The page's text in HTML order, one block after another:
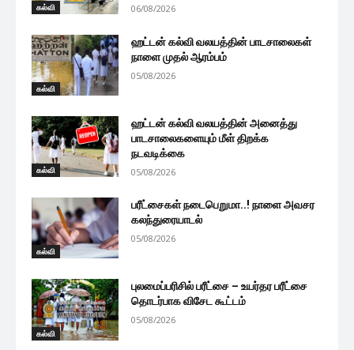
கல்வி 06/08/2026
கல்வி
ஹட்டன் கல்வி வலயத்தின் பாடசாலைகள்
நாளை முதல் ஆரம்பம்
05/08/2026
கல்வி
ஹட்டன் கல்வி வலயத்தின் அனைத்து
பாடசாலைகளையும் மீள் திறக்க
நடவடிக்கை
05/08/2026
கல்வி
பரீட்சைகள் நடைபெறுமா..! நாளை அவசர
கலந்துரையாடல்
05/08/2026
கல்வி
புலமைப்பரிசில் பரீட்சை – உயர்தர பரீட்சை
தொடர்பாக விசேட கூட்டம்
05/08/2026